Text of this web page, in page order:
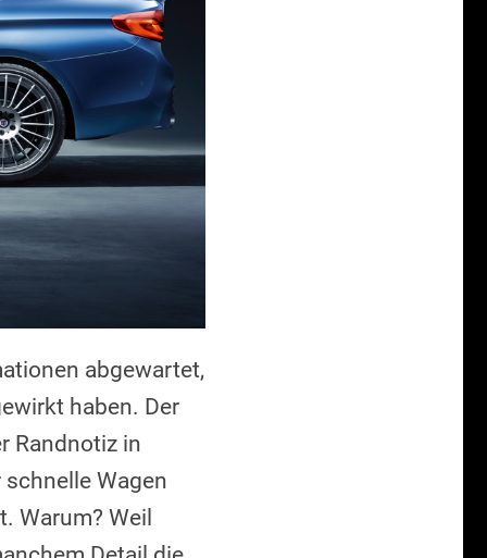
abgewartet,
haben. Der
Randnotiz in
Wagen
Warum? Weil